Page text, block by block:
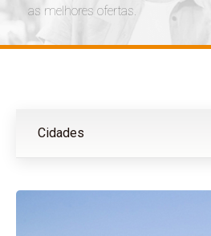
as melhores ofertas.
Cidades